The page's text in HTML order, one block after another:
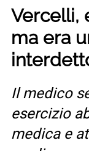
Vercelli,
ma era
Il medico
esercizio
medica e